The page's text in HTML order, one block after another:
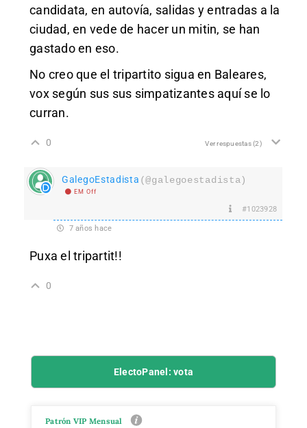
candidata, en autovía, salidas y entradas a la
ciudad, en vede de hacer un mitin, se han
gastado en eso.
No creo que el tripartito sigua en Baleares,
vox según sus sus simpatizantes aquí se lo
curran.
0 Ver respuestas(2)
GalegoEstadista (@galegoestadista)
EM Off
#1023928
7 años hace
Puxa el tripartit!!
0
ElectoPanel: vota
Patrón VIP Mensual